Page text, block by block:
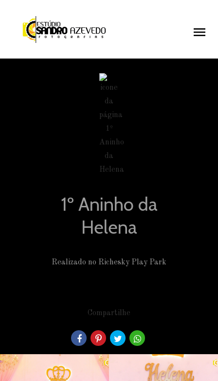
menu
1º Aninho da
Helena
Realizado no Richesky Play Park
Compartilhe